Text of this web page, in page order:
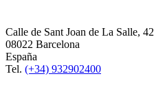
Calle de Sant Joan de La Salle, 42
08022 Barcelona
España
Tel. (+34) 932902400